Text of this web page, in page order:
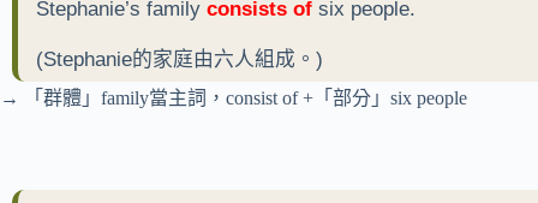
Stephanie’s family consists of six people.
(Stephanie的家庭由六人組成。)
→ 「群體」family當主詞，consist of +「部分」six people